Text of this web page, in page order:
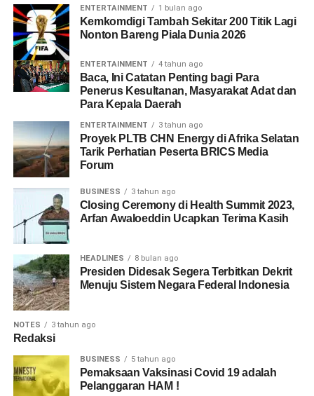
ENTERTAINMENT 1 bulan ago
Kemkomdigi Tambah Sekitar 200 Titik Lagi
Nonton Bareng Piala Dunia 2026
ENTERTAINMENT 4 tahun ago
Baca, Ini Catatan Penting bagi Para
Penerus Kesultanan, Masyarakat Adat dan
Para Kepala Daerah
ENTERTAINMENT 3 tahun ago
Proyek PLTB CHN Energy di Afrika Selatan
Tarik Perhatian Peserta BRICS Media
Forum
BUSINESS 3 tahun ago
Closing Ceremony di Health Summit 2023,
Arfan Awaloeddin Ucapkan Terima Kasih
HEADLINES 8 bulan ago
Presiden Didesak Segera Terbitkan Dekrit
Menuju Sistem Negara Federal Indonesia
NOTES 3 tahun ago
Redaksi
BUSINESS 5 tahun ago
Pemaksaan Vaksinasi Covid 19 adalah
Pelanggaran HAM !